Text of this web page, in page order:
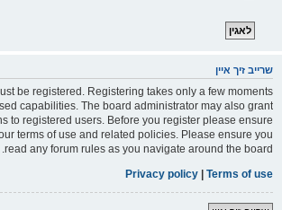
שרייב זיך איין
be registered. Registering takes only a few moments
capabilities. The board administrator may also grant
to registered users. Before you register please ensure
terms of use and related policies. Please ensure you
read any forum rules as you navigate around the board.
Terms of use
|
Privacy policy